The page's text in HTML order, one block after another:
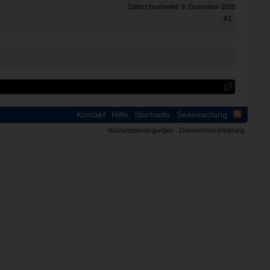
Zuletzt bearbeitet: 6. Dezember 2025
#1
Kontakt Hilfe Startseite Seitenanfang
Nutzungsbedingungen Datenschutzerklärung